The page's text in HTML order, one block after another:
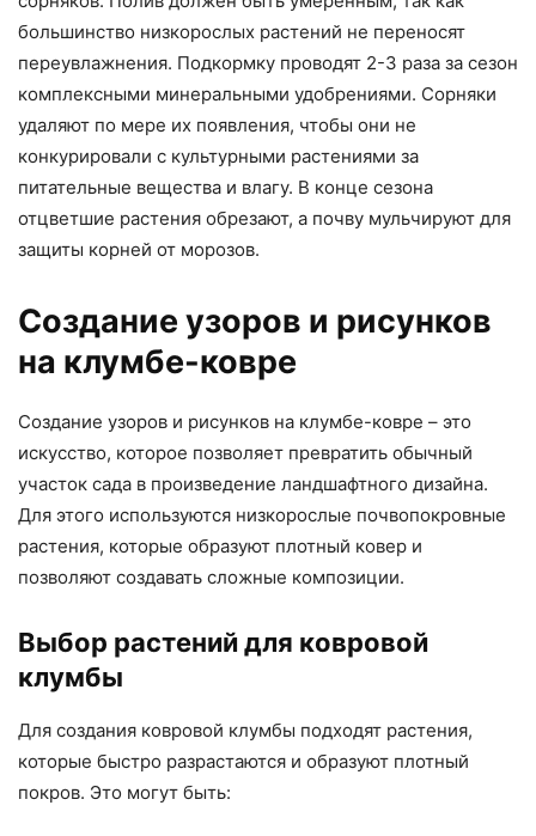
большинство низкорослых растений не переносят
переувлажнения. Подкормку проводят 2-3 раза за сезон
комплексными минеральными удобрениями. Сорняки
удаляют по мере их появления, чтобы они не
конкурировали с культурными растениями за
питательные вещества и влагу. В конце сезона
отцветшие растения обрезают, а почву мульчируют для
защиты корней от морозов.
Создание узоров и рисунков
на клумбе-ковре
Создание узоров и рисунков на клумбе-ковре – это
искусство, которое позволяет превратить обычный
участок сада в произведение ландшафтного дизайна.
Для этого используются низкорослые почвопокровные
растения, которые образуют плотный ковер и
позволяют создавать сложные композиции.
Выбор растений для ковровой
клумбы
Для создания ковровой клумбы подходят растения,
которые быстро разрастаются и образуют плотный
покров. Это могут быть: